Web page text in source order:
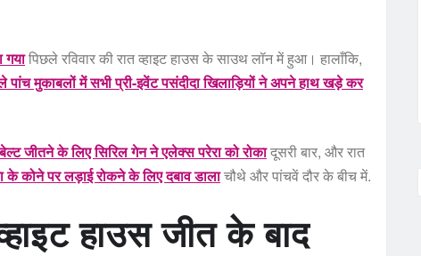
पिछले रविवार की रात व्हाइट हाउस के साउथ लॉन में हुआ। हालाँकि,
पांच मुकाबलों में सभी प्री-इवेंट पसंदीदा खिलाड़ियों ने अपने हाथ खड़े कर
जीतने के लिए सिरिल गेन ने एलेक्स परेरा को रोकादूसरी बार, और रात
के कोने पर लड़ाई रोकने के लिए दबाव डालाचौथे और पांचवें दौर के बीच में.
हाउस जीत के बाद